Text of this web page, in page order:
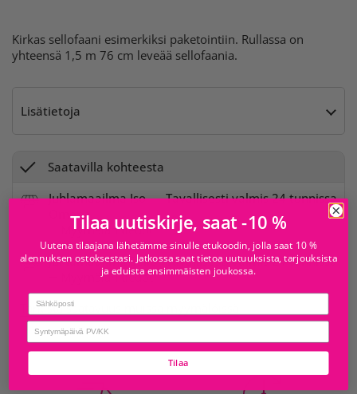
Kirkas sellofaani esimerkiksi paketointiin. Rullassa on
yhteensä 1,5 m 76 cm leveää sellofaania.
Lisätietoja
Saatavilla kohteesta
Juhlamaailma Iso
Omena
Myymälän tiedot
Tavallisesti valmis 24 tunnissa
Juhlamaailma Sello
Myymälän tiedot
Tavallisesti valmis 24 tunnissa
Tarkista saatavuus muissa myymälöissä
Tilaa uutiskirje, saat -10 %
Uutena tilaajana lähetämme sinulle etukoodin, jolla saat 10 %
alennuksen ostoksestasi. Jatkossa saat tietoa uutuuksista, tarjouksista
ja eduista ensimmäisten joukossa.
Email
birthday
Tilaa